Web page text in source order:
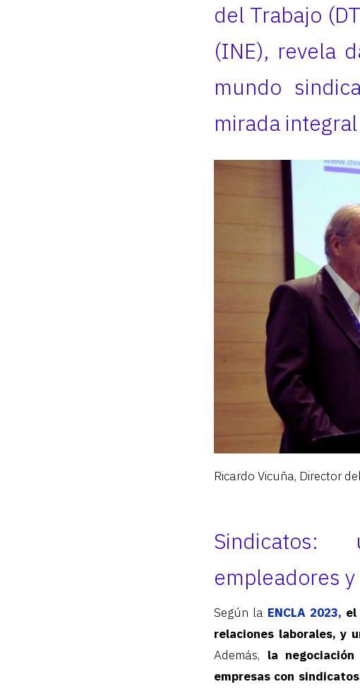
del Trabajo
(INE), revela
mundo
mirada
Ricardo Vicuña, Director
empleadores
Según la ENCLA 2023, el
relaciones laborales, y
Además, la
empresas con